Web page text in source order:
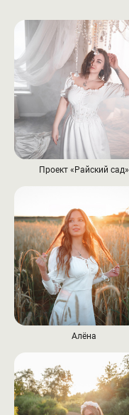
Проект «Райский сад»
Алёна